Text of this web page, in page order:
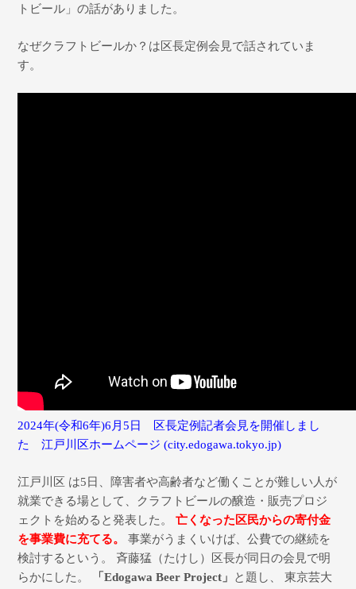
トビール」の話がありました。
なぜクラフトビールか？は区長定例会見で話されていま
す。
2024年(令和6年)6月5 日 区長定例記者会見を開催しまし
た 江戸川区ホームページ (city.edogawa.tokyo.jp)
江戸川区 は5日、障害者や高齢者など働くことが難しい人が
就業できる場として、クラフトビールの醸造・販売プロジ
ェクトを始めると発表した。亡くなった区民からの寄付金
を事業費に充てる。
事業がうまくいけば、公費での継続を
検討するという。 斉藤猛（たけし）区長が同日の会見で明
らかにした。
「Edogawa Beer Project」
と題し、 東京芸大